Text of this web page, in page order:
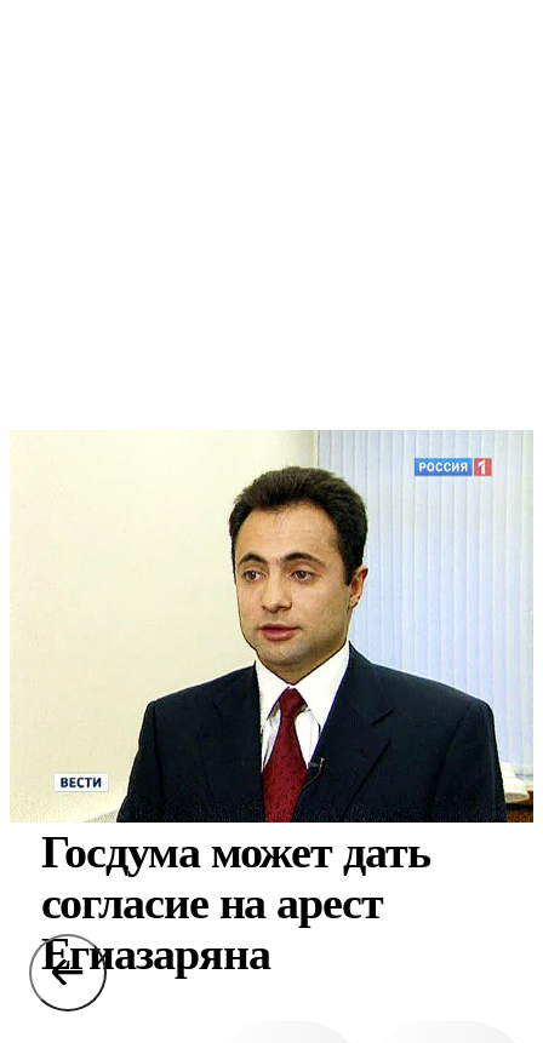
Госдума может дать
согласие на арест
Егиазаряна